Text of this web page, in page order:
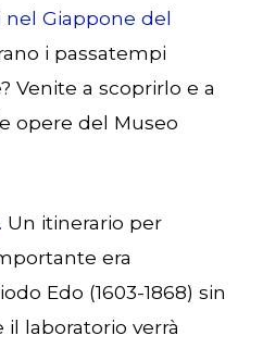
nel Giappone del
i passatempi
Venite a scoprirlo e a
opere del Museo
Un itinerario per
era
Edo (1603-1868) sin
il laboratorio verrà